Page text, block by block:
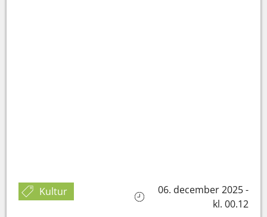
Kultur
06. december 2025 -
kl. 00.12